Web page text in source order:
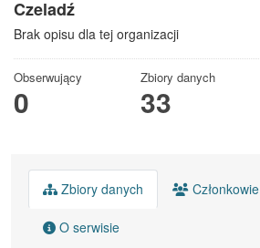
Czeladź
Brak opisu dla tej organizacji
Obserwujący
0
Zbiory danych
33
Zbiory danych Członkowie
O serwisie